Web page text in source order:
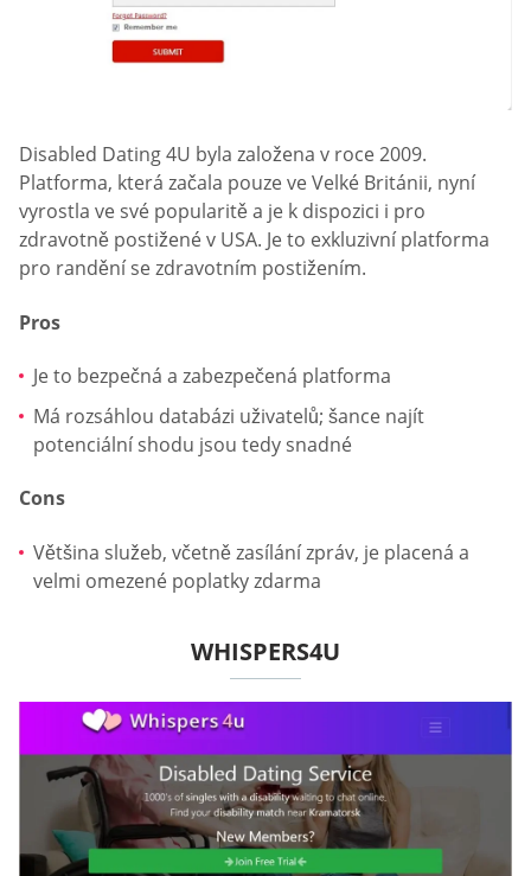
Disabled Dating 4U byla založena v roce 2009.
Platforma, která začala pouze ve Velké Británii, nyní
vyrostla ve své popularitě a je k dispozici i pro
zdravotně postižené v USA. Je to exkluzivní platforma
pro randění se zdravotním postižením.
Pros
Je to bezpečná a zabezpečená platforma
Má rozsáhlou databázi uživatelů; šance najít
potenciální shodu jsou tedy snadné
Cons
Většina služeb, včetně zasílání zpráv, je placená a
velmi omezené poplatky zdarma
WHISPERS4U